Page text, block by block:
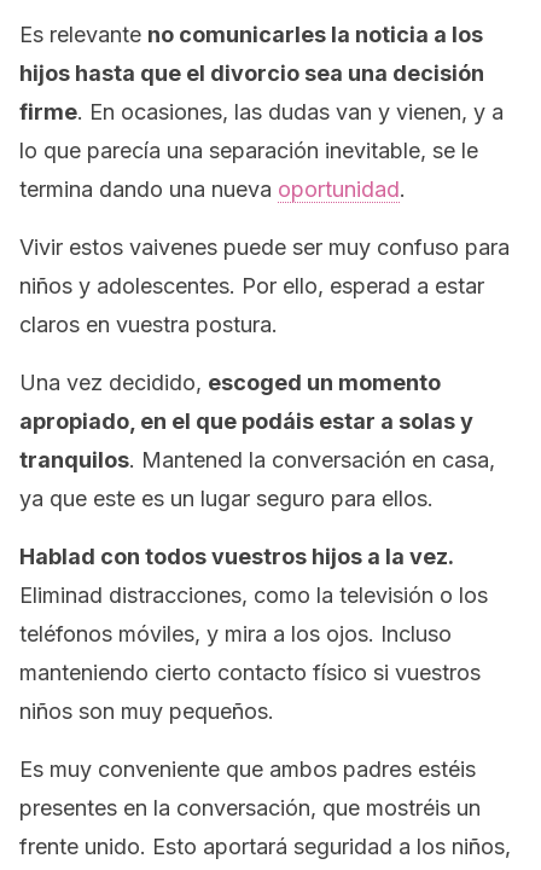
Es relevante no comunicarles la noticia a los
hijos hasta que el divorcio sea una decisión
firme. En ocasiones, las dudas van y vienen, y a
lo que parecía una separación inevitable, se le
termina dando una nueva oportunidad.
Vivir estos vaivenes puede ser muy confuso para
niños y adolescentes. Por ello, esperad a estar
claros en vuestra postura.
Una vez decidido, escoged un momento
apropiado, en el que podáis estar a solas y
tranquilos. Mantened la conversación en casa,
ya que este es un lugar seguro para ellos.
Hablad con todos vuestros hijos a la vez.
Eliminad distracciones, como la televisión o los
teléfonos móviles, y mira a los ojos. Incluso
manteniendo cierto contacto físico si vuestros
niños son muy pequeños.
Es muy conveniente que ambos padres estéis
presentes en la conversación, que mostréis un
frente unido. Esto aportará seguridad a los niños,